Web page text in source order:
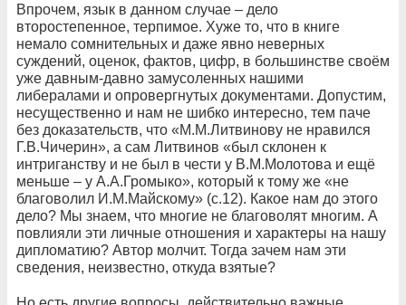
Впрочем, язык в данном случае – дело
второстепенное, терпимое. Хуже то, что в книге
немало сомнительных и даже явно неверных
суждений, оценок, фактов, цифр, в большинстве своём
уже давным-давно замусоленных нашими
либералами и опровергнутых документами. Допустим,
несущественно и нам не шибко интересно, тем паче
без доказательств, что «М.М.Литвинову не нравился
Г.В.Чичерин», а сам Литвинов «был склонен к
интриганству и не был в чести у В.М.Молотова и ещё
меньше – у А.А.Громыко», который к тому же «не
благоволил И.М.Майскому» (с.12). Какое нам до этого
дело? Мы знаем, что многие не благоволят многим. А
повлияли эти личные отношения и характеры на нашу
дипломатию? Автор молчит. Тогда зачем нам эти
сведения, неизвестно, откуда взятые?